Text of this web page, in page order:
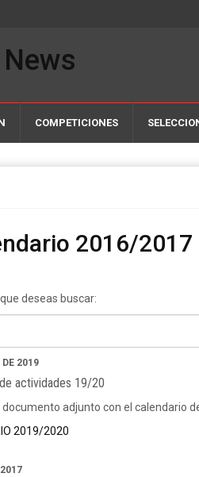
COMPETICIONES
2016/2017
deseas buscar:
DE 2019
actividades 19/20
documento adjunto con el calendario
2019/2020